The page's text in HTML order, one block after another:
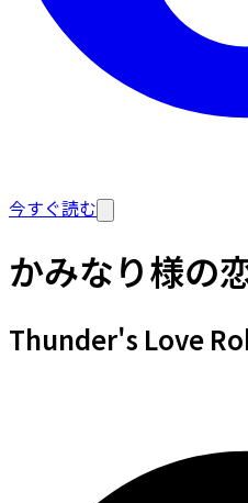
今すぐ読む
かみなり様の
Thunder's Love